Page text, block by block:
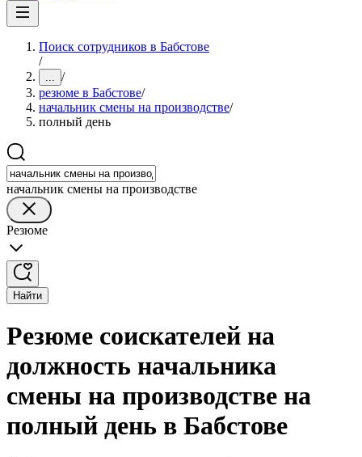
Поиск сотрудников в Бабстове
/
... /
резюме в Бабстове/
начальник смены на производстве/
полный день
начальник смены на производстве
Резюме
Найти
Резюме соискателей на
должность начальника
смены на производстве на
полный день в Бабстове